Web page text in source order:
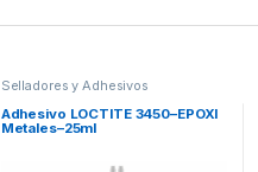
Selladores y Adhesivos
Adhesivo LOCTITE 3450–EPOXI
Metales–25ml